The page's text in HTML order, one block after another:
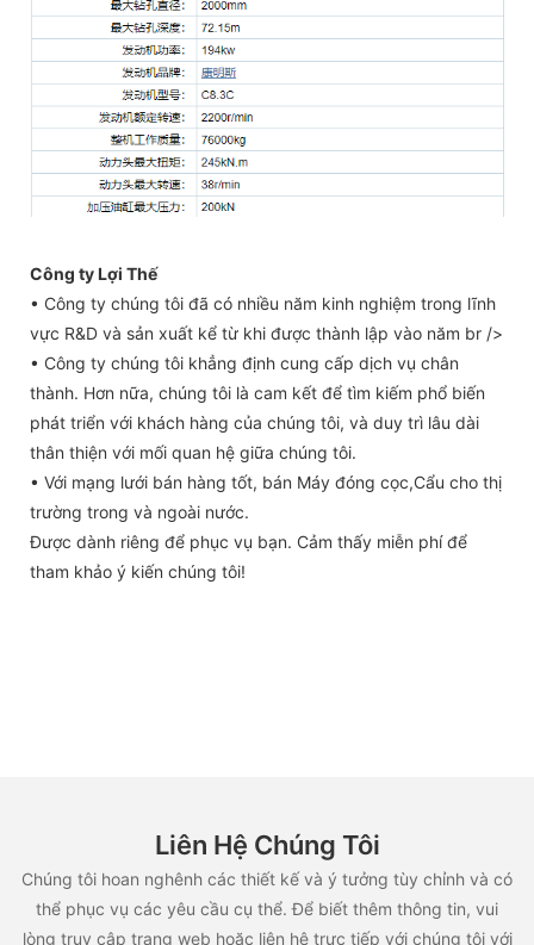
Công ty Lợi Thế
• Công ty chúng tôi đã có nhiều năm kinh nghiệm trong lĩnh
vực R&D và sản xuất kể từ khi được thành lập vào năm br />
• Công ty chúng tôi khẳng định cung cấp dịch vụ chân
thành. Hơn nữa, chúng tôi là cam kết để tìm kiếm phổ biến
phát triển với khách hàng của chúng tôi, và duy trì lâu dài
thân thiện với mối quan hệ giữa chúng tôi.
• Với mạng lưới bán hàng tốt, bán Máy đóng cọc,Cẩu cho thị
trường trong và ngoài nước.
Được dành riêng để phục vụ bạn. Cảm thấy miễn phí để
tham khảo ý kiến chúng tôi!
Liên Hệ Chúng Tôi
Chúng tôi hoan nghênh các thiết kế và ý tưởng tùy chỉnh và có
thể phục vụ các yêu cầu cụ thể. Để biết thêm thông tin, vui
lòng truy cập trang web hoặc liên hệ trực tiếp với chúng tôi với